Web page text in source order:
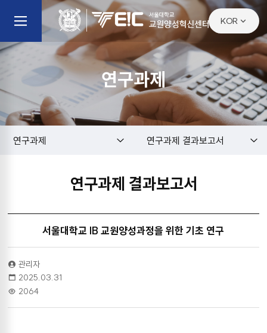
KOR
KOR
ENG
연구과제
연구과제 연구과제 결과보고서
연구과제 결과보고서
서울대학교 IB 교원양성과정을 위한 기초 연구
관리자
2025.03.31
2064